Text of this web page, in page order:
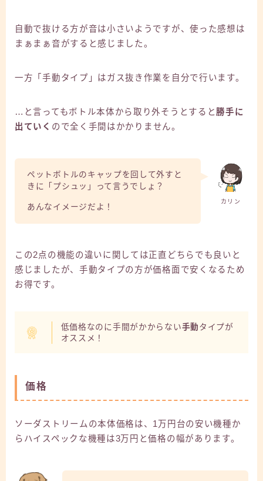
自動で抜ける方が音は小さいようですが、使った感想は
まぁまぁ音がすると感じました。
一方「手動タイプ」はガス抜き作業を自分で行います。
…と言ってもボトル本体から取り外そうとすると勝手に
出ていく ので全く手間はかかりません。
カリン
ペットボトルのキャップを回して外すと
きに「プシュッ」って言うでしょ？
あんなイメージだよ！
この2点の機能の違いに関しては正直どちらでも良いと
感じましたが、手動タイプの方が価格面で安くなるため
お得です。
低価格なのに手間がかからない手動 タイプが
オススメ！
価格
ソーダストリームの本体価格は、1万円台の安い機種か
らハイスペックな機種は3万円と価格の幅があります。